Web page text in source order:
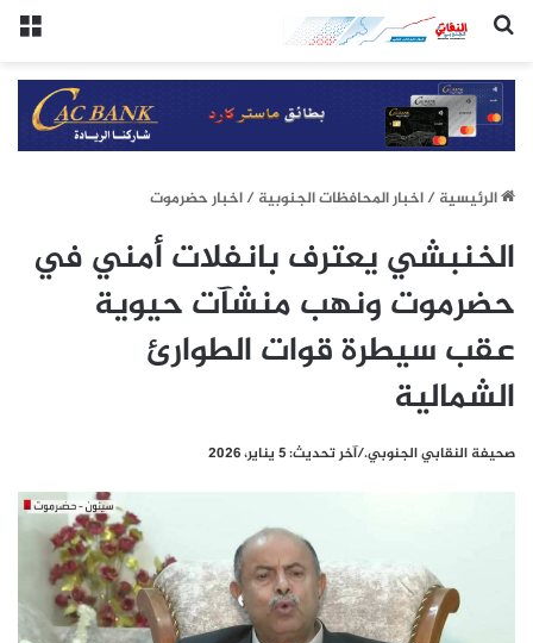
(النقابي الجنوبي:/خاص.)
الرئيسيِة/اخبار المحافظات الجنوبية/اخبار حضرموت
الخنبشي يعترف بانفلات أمني في
حضرموت ونهب منشآت حيوية
عقب سيطرة قوات الطوارئ
الشمالية
صحيفة النقابي الجنوبي./آخر تحديث: 5 يناير، 2026